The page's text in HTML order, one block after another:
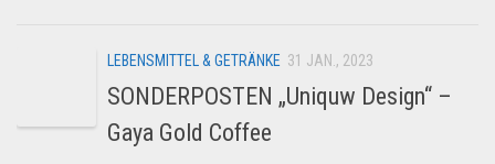
LEBENSMITTEL & GETRÄNKE 31 JAN., 2023
SONDERPOSTEN „Uniquw Design“ –
Gaya Gold Coffee